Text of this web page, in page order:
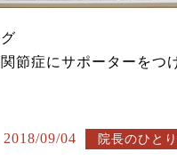
節症にサポーターをつ
2018/09/04 院長のひと